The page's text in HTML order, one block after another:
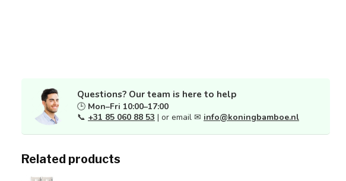
Questions? Our team is here to help
🕒 Mon–Fri 10:00–17:00
📞 +31 85 060 88 53 | or email ✉ info@koningbamboe.nl
Related products